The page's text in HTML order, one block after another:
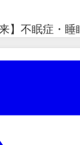
】不眠症・